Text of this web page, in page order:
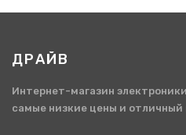
ДРАЙВ
Интернет-магазин
самые низкие цены и отличный